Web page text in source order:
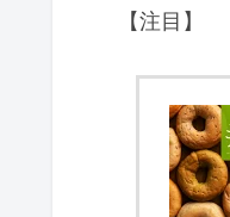
【注目】